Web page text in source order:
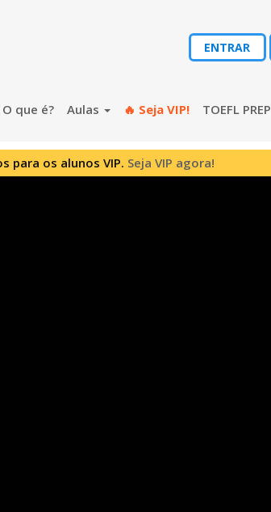
ENTRAR
O que é? Aulas 🔥 Seja VIP! TOEFL PREP
para os alunos VIP. Seja VIP agora!